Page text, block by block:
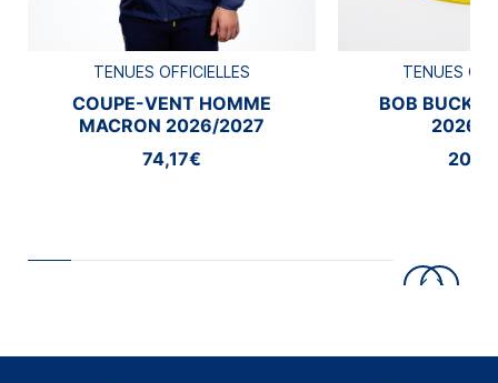
TENUES OFFICIELLES
COUPE-VENT HOMME
MACRON 2026/2027
74,17€
TENUES
BOB
2026/